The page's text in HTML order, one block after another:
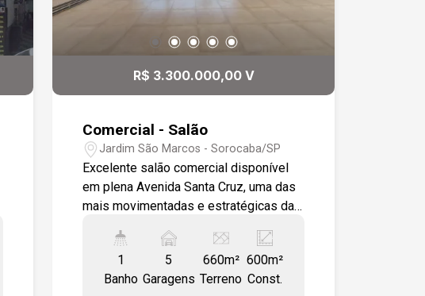
R$ 3.300.000,00 V
Comercial - Salão
Jardim São Marcos - Sorocaba/SP
Excelente salão comercial disponível
em plena Avenida Santa Cruz, uma das
mais movimentadas e estratégicas da
construção e pé-direito de 7 metros, o
imóvel oferece amplitude e
versatilidade para diversos tipos de
1
Banho
5
Garagens
660m²
Terreno
600m²
Const.